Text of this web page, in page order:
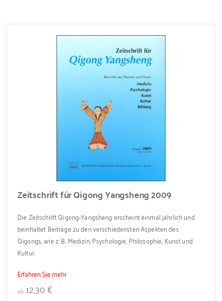
Zeitschrift für Qigong Yangsheng 2009
Die Zeitschrift Qigong-Yangsheng erscheint einmal jährlich und
beinhaltet Beiträge zu den verschiedensten Aspekten des
Qigongs, wie z. B. Medizin, Psychologie, Philosophie, Kunst und
Kultur.
Erfahren Sie mehr
ab 12,30 €